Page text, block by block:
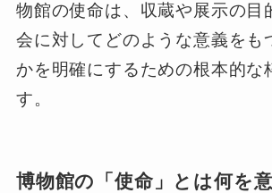
物館の使命は、収蔵や展示の目
会に対してどのような意義をも
かを明確にするための根本的な
す。
博物館の「使命」とは何を